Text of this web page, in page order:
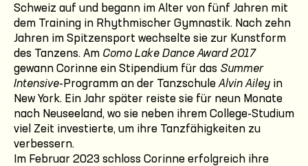
Schweiz auf und begann im Alter von fünf Jahren mit
dem Training in Rhythmischer Gymnastik. Nach zehn
Jahren im Spitzen­sport wechselte sie zur Kunstform
des Tanzens. Am Como Lake Dance Award 2017
gewann Corinne ein Stipendium für das Summer
Intensive-Programm an der TanzschuleAlvin Ailey in
New York. Ein Jahr später reiste sie für neun Monate
nach Neuseeland, wo sie neben ihrem College-Studium
viel Zeit investierte, um ihre Tanzfähigkeiten zu
verbessern.
Im Februar 2023 schloss Corinne erfolgreich ihre